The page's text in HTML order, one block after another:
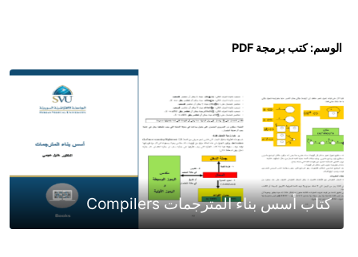
الوسم:كتب برمجة PDF
كتاب أسس بناء المترجمات Compilers